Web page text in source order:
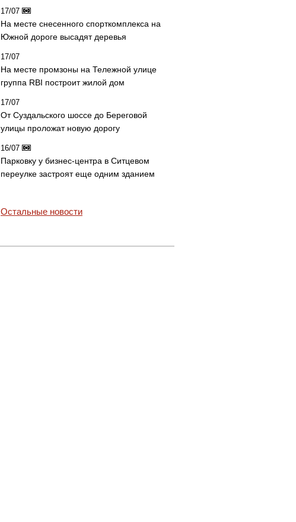
17/07
На месте снесенного спорткомплекса на
Южной дороге высадят деревья
17/07
На месте промзоны на Тележной улице
группа RBI построит жилой дом
17/07
От Суздальского шоссе до Береговой
улицы проложат новую дорогу
16/07
Парковку у бизнес-центра в Ситцевом
переулке застроят еще одним зданием
Остальные новости